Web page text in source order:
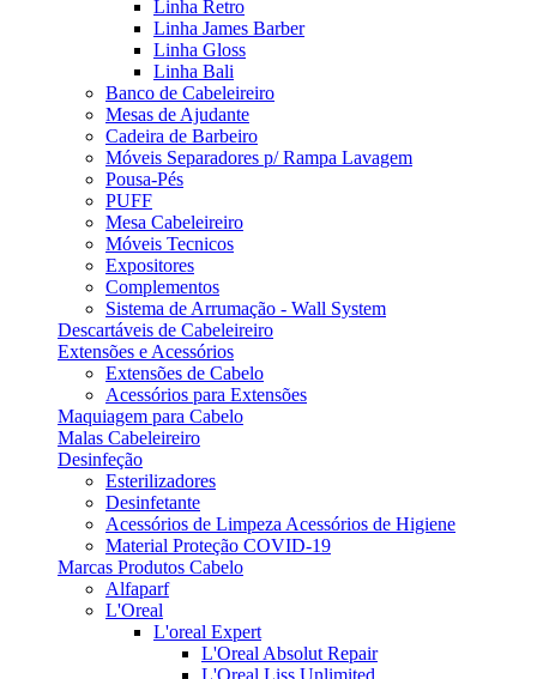
Linha Retro
Linha James Barber
Linha Gloss
Linha Bali
Banco de Cabeleireiro
Mesas de Ajudante
Cadeira de Barbeiro
Móveis Separadores p/ Rampa Lavagem
Pousa-Pés
PUFF
Mesa Cabeleireiro
Móveis Tecnicos
Expositores
Complementos
Sistema de Arrumação - Wall System
Descartáveis de Cabeleireiro
Extensões e Acessórios
Extensões de Cabelo
Acessórios para Extensões
Maquiagem para Cabelo
Malas Cabeleireiro
Desinfeção
Esterilizadores
Desinfetante
Acessórios de Limpeza Acessórios de Higiene
Material Proteção COVID-19
Marcas Produtos Cabelo
Alfaparf
L'Oreal
L'oreal Expert
L'Oreal Absolut Repair
L'Oreal Liss Unlimited